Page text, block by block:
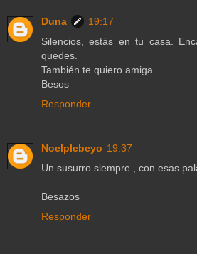
Duna
19:17
Silencios, estás en tu casa.
quedes.
También te quiero amiga.
Besos
Responder
Noelplebeyo 19:37
Un susurro siempre , con esas
Besazos
Responder